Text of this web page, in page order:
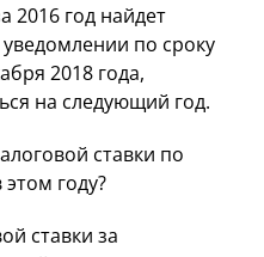
год найдет
по сроку
2018 года,
на следующий год.
ставки по
году?
ставки за